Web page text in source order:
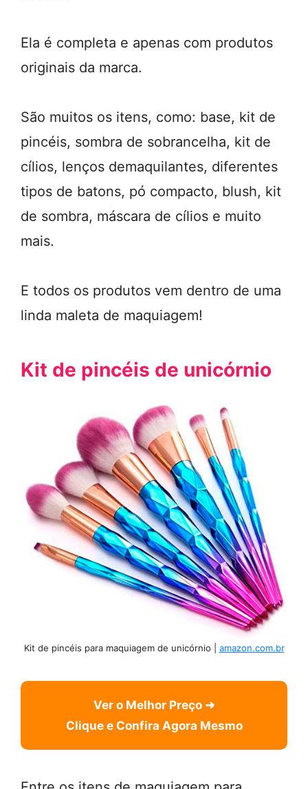
Ela é completa e apenas com produtos
originais da marca.
São muitos os itens, como: base, kit de
pincéis, sombra de sobrancelha, kit de
cílios, lenços demaquilantes, diferentes
tipos de batons, pó compacto, blush, kit
de sombra, máscara de cílios e muito
mais.
E todos os produtos vem dentro de uma
linda maleta de maquiagem!
Kit de pincéis de unicórnio
Kit de pincéis para maquiagem de unicórnio | amazon.com.br
Ver o Melhor Preço ➜
Clique e Confira Agora Mesmo